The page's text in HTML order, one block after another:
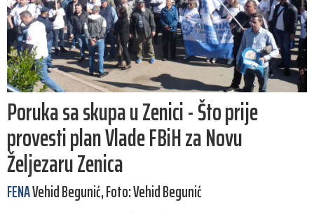
Poruka sa skupa u Zenici - Što prije
provesti plan Vlade FBiH za Novu
Željezaru Zenica
FENAVehid Begunić, Foto: Vehid Begunić